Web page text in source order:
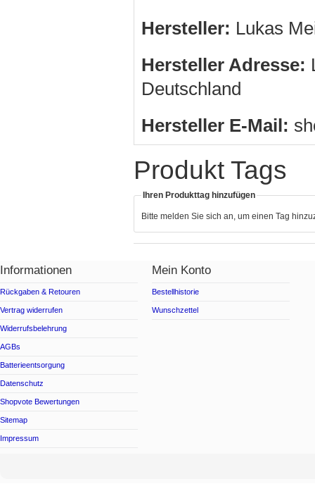
Hersteller: Lukas
Hersteller Adresse:
Deutschland
Hersteller E-Mail:
Produkt Tags
Ihren Produkttag hinzufügen
Bitte melden Sie sich an, um einen Tag
Informationen
Rückgaben & Retouren
Vertrag widerrufen
Widerrufsbelehrung
AGBs
Batterieentsorgung
Datenschutz
Shopvote Bewertungen
Sitemap
Impressum
Mein Konto
Bestellhistorie
Wunschzettel